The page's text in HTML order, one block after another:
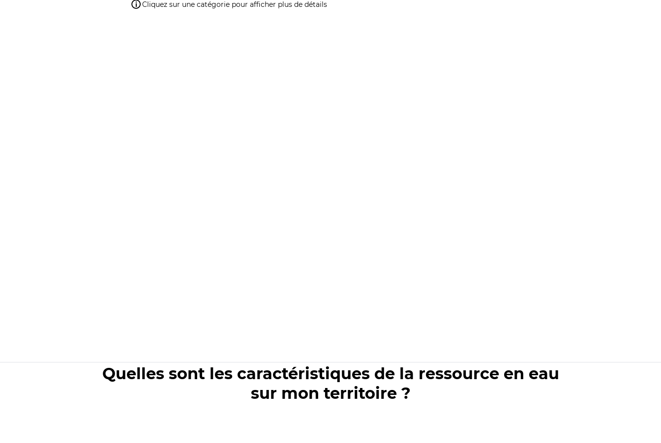
Cliquez sur une catégorie pour afficher plus de détails
Quelles sont les caractéristiques de la ressource en eau
sur mon territoire ?